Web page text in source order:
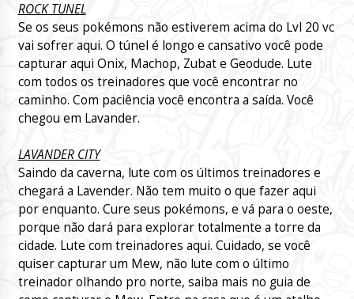
ROCK TUNEL
Se os seus pokémons não estiverem acima do Lvl 20 vc
vai sofrer aqui. O túnel é longo e cansativo você pode
capturar aqui Onix, Machop, Zubat e Geodude. Lute
com todos os treinadores que você encontrar no
caminho. Com paciência você encontra a saída. Você
chegou em Lavander.
LAVANDER CITY
Saindo da caverna, lute com os últimos treinadores e
chegará a Lavender. Não tem muito o que fazer aqui
por enquanto. Cure seus pokémons, e vá para o oeste,
porque não dará para explorar totalmente a torre da
cidade. Lute com treinadores aqui. Cuidado, se você
quiser capturar um Mew, não lute com o último
treinador olhando pro norte, saiba mais no guia de